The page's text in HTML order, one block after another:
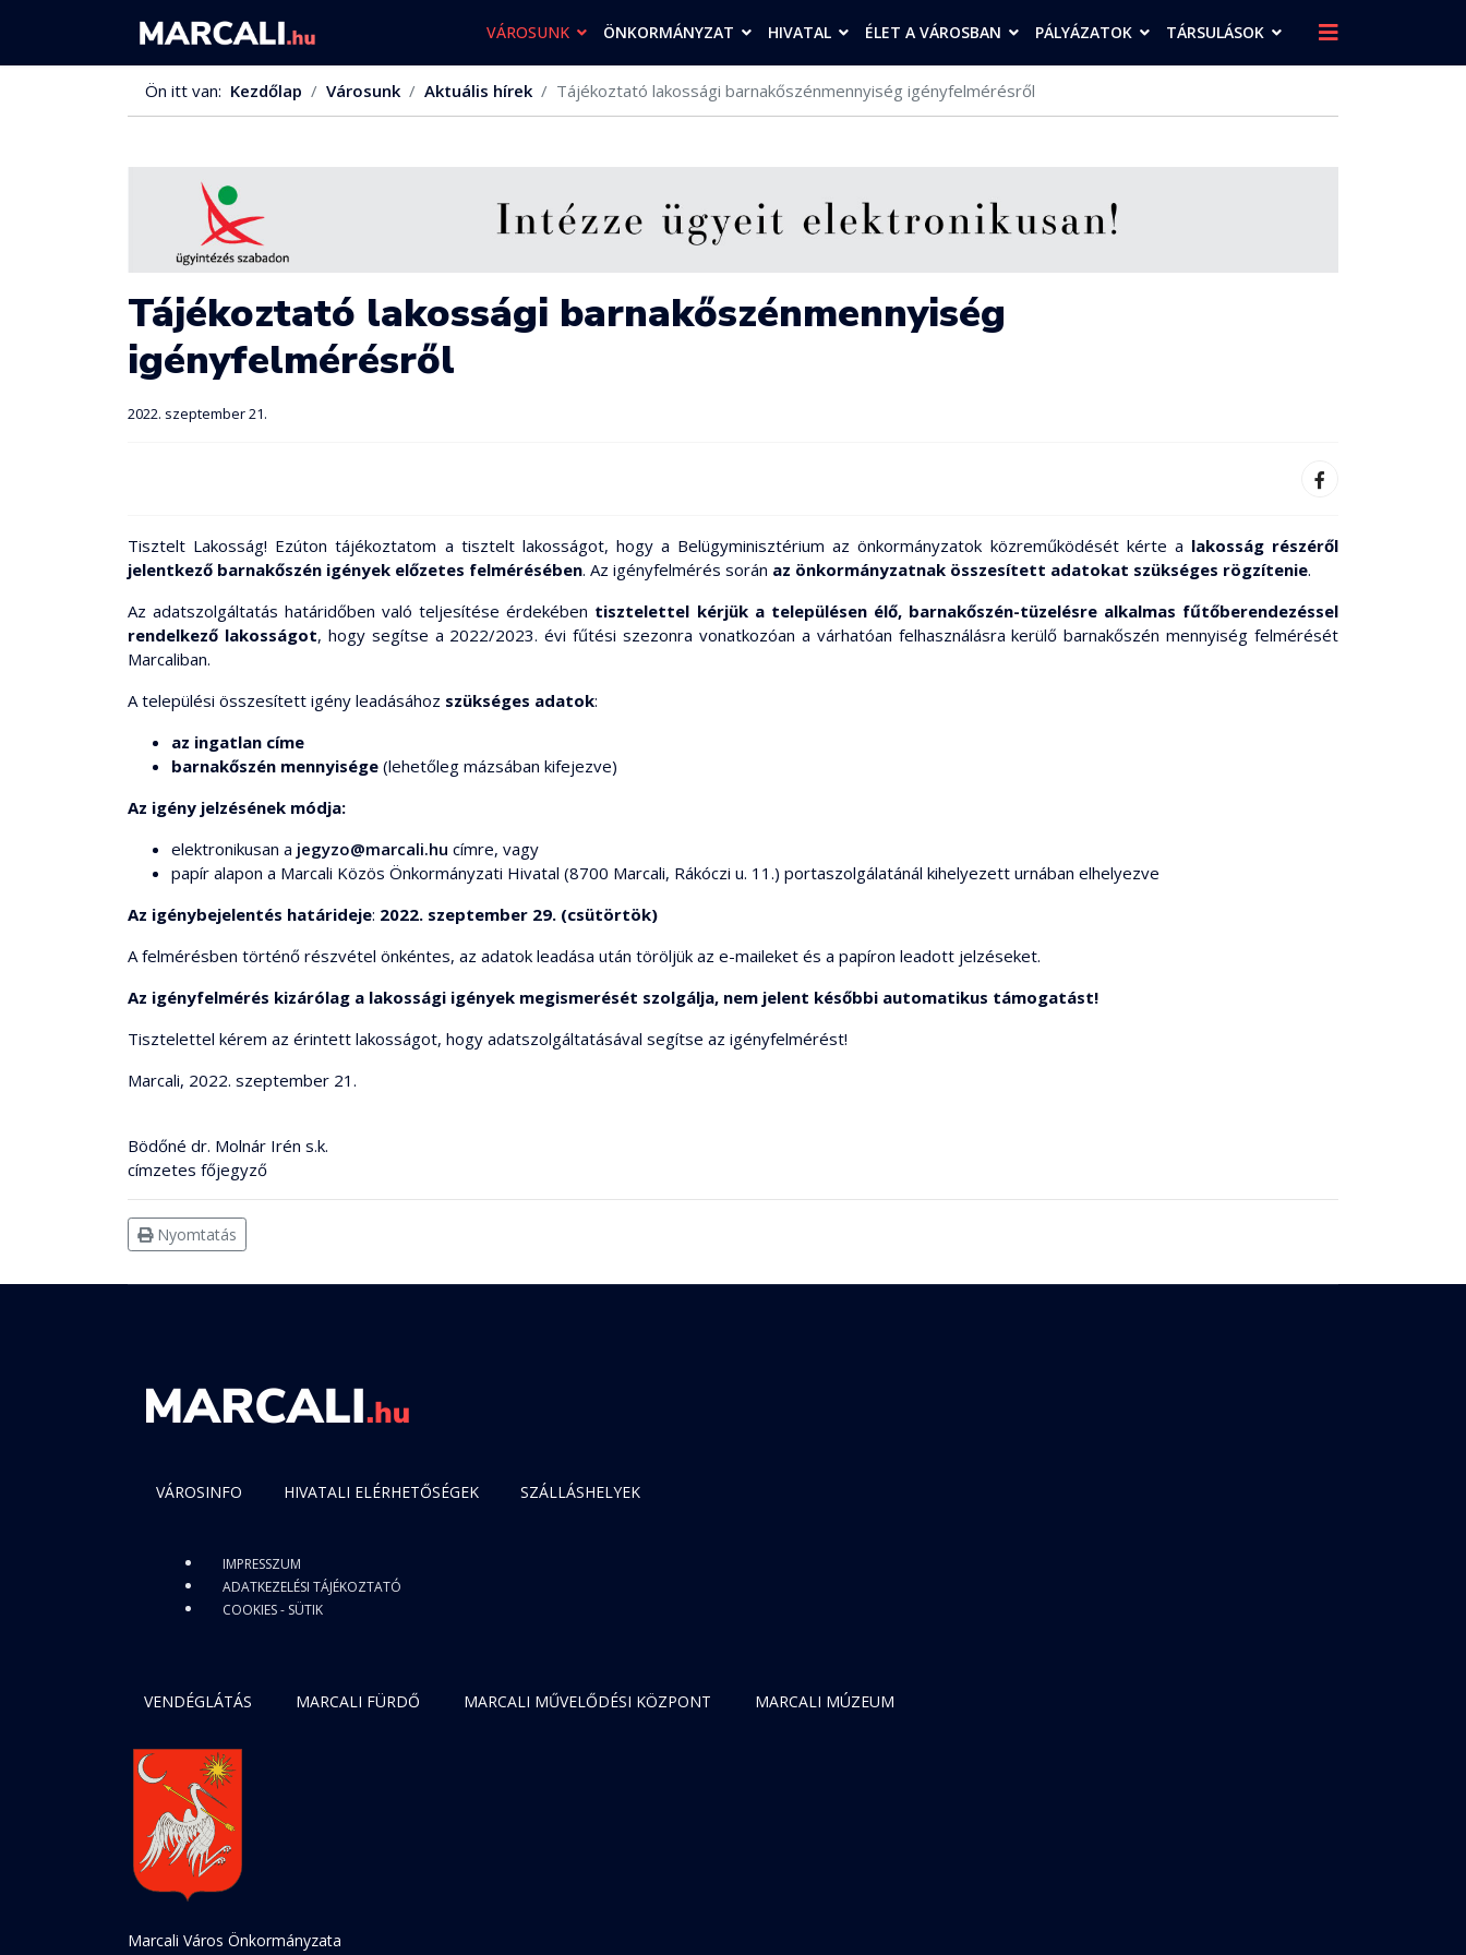
VÁROSUNK ÖNKORMÁNYZAT HIVATAL ÉLET A VÁROSBAN PÁLYÁZATOK TÁRSULÁSOK
Ön itt van: Kezdőlap Városunk Aktuális hírek Tájékoztató lakossági barnakőszénmennyiség igényfelmérésről
Tájékoztató lakossági barnakőszénmennyiség
igényfelmérésről
2022. szeptember 21.
Tisztelt Lakosság! Ezúton tájékoztatom a tisztelt lakosságot, hogy a Belügyminisztérium az önkormányzatok közreműködését kérte a lakosság részéről
jelentkező barnakőszén igények előzetes felmérésében. Az igényfelmérés során az önkormányzatnak összesített adatokat szükséges rögzítenie.
Az adatszolgáltatás határidőben való teljesítése érdekében tisztelettel kérjük a településen élő, barnakőszén-tüzelésre alkalmas fűtőberendezéssel
rendelkező lakosságot, hogy segítse a 2022/2023. évi fűtési szezonra vonatkozóan a várhatóan felhasználásra kerülő barnakőszén mennyiség felmérését
Marcaliban.
A települési összesített igény leadásához szükséges adatok:
az ingatlan címe
barnakőszén mennyisége (lehetőleg mázsában kifejezve)
Az igény jelzésének módja:
elektronikusan a jegyzo@marcali.hu címre, vagy
papír alapon a Marcali Közös Önkormányzati Hivatal (8700 Marcali, Rákóczi u. 11.) portaszolgálatánál kihelyezett urnában elhelyezve
Az igénybejelentés határideje: 2022. szeptember 29. (csütörtök)
A felmérésben történő részvétel önkéntes, az adatok leadása után töröljük az e-maileket és a papíron leadott jelzéseket.
Az igényfelmérés kizárólag a lakossági igények megismerését szolgálja, nem jelent későbbi automatikus támogatást!
Tisztelettel kérem az érintett lakosságot, hogy adatszolgáltatásával segítse az igényfelmérést!
Marcali, 2022. szeptember 21.
Bödőné dr. Molnár Irén s.k.
címzetes főjegyző
Nyomtatás
VÁROSINFO HIVATALI ELÉRHETŐSÉGEK SZÁLLÁSHELYEK
IMPRESSZUM
ADATKEZELÉSI TÁJÉKOZTATÓ
COOKIES - SÜTIK
VENDÉGLÁTÁS MARCALI FÜRDŐ MARCALI MŰVELŐDÉSI KÖZPONT MARCALI MÚZEUM
Marcali Város Önkormányzata